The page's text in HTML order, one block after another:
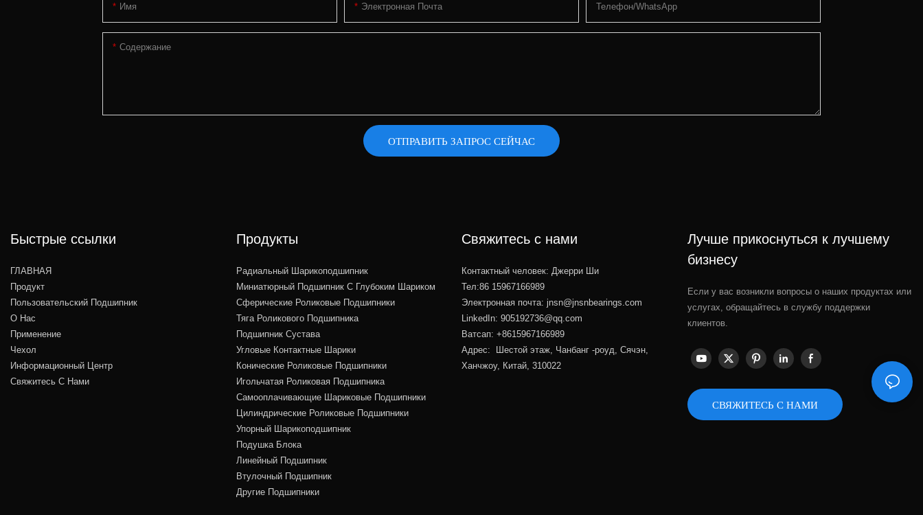
Имя Электронная Почта Телефон/WhatsApp
Содержание
ОТПРАВИТЬ ЗАПРОС СЕЙЧАС
Быстрые ссылки
ГЛАВНАЯ
Продукт
Пользовательский Подшипник
О Нас
Применение
Чехол
Информационный Центр
Свяжитесь С Нами
Продукты
Радиальный Шарикоподшипник
Миниатюрный Подшипник С Глубоким Шариком
Сферические Роликовые Подшипники
Тяга Роликового Подшипника
Подшипник Сустава
Угловые Контактные Шарики
Конические Роликовые Подшипники
Игольчатая Роликовая Подшипника
Самооплачивающие Шариковые Подшипники
Цилиндрические Роликовые Подшипники
Упорный Шарикоподшипник
Подушка Блока
Линейный Подшипник
Втулочный Подшипник
Другие Подшипники
Свяжитесь с нами
Контактный человек: Джерри Ши
Тел:86 15967166989
Электронная почта: jnsn@jnsnbearings.com
LinkedIn: 905192736@qq.com
Ватсап: +8615967166989
Адрес: Шестой этаж, Чанбанг -роуд, Сячэн,
Ханчжоу, Китай, 310022
Лучше прикоснуться к лучшему
бизнесу
Если у вас возникли вопросы о наших продуктах или
услугах, обращайтесь в службу поддержки
клиентов.
СВЯЖИТЕСЬ С НАМИ